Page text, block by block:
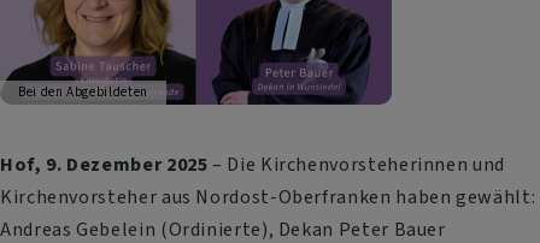
Bei den Abgebildeten
Hof, 9. Dezember 2025– Die Kirchenvorsteherinnen und
Kirchenvorsteher aus Nordost-Oberfranken haben gewählt:
Andreas Gebelein (Ordinierte), Dekan Peter Bauer